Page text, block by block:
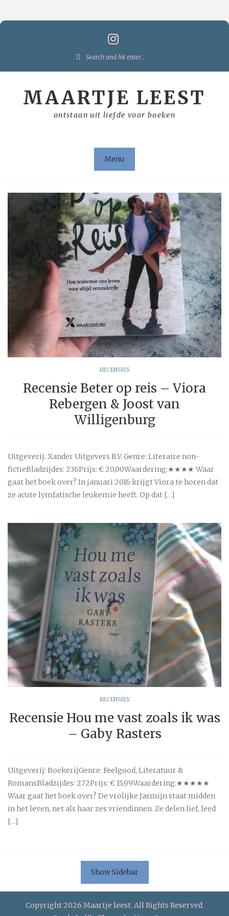
Search
MAARTJE LEEST
ontstaan uit liefde voor boeken
Menu
RECENSIES
Recensie Beter op reis – Viora
Rebergen & Joost van
Willigenburg
Uitgeverij: Xander Uitgevers B.V. Genre: Literaire non-
fictieBladzijdes: 236Prijs: € 20,00Waardering:★★★★ Waar
gaat het boek over? In januari 2016 krijgt Viora te horen dat
ze acute lymfatische leukemie heeft. Op dat […]
RECENSIES
Recensie Hou me vast zoals ik was
– Gaby Rasters
Uitgeverij: BoekerijGenre: Feelgood, Literatuur &
RomansBladzijdes: 272Prijs: € 15,99Waardering:★★★★★
Waar gaat het boek over? De vrolijke Jasmijn staat midden
in het leven, net als haar zes vriendinnen. Ze delen lief, leed
[…]
Show Sidebar
Copyright 2026 Maartje leest. All Rights Reserved.